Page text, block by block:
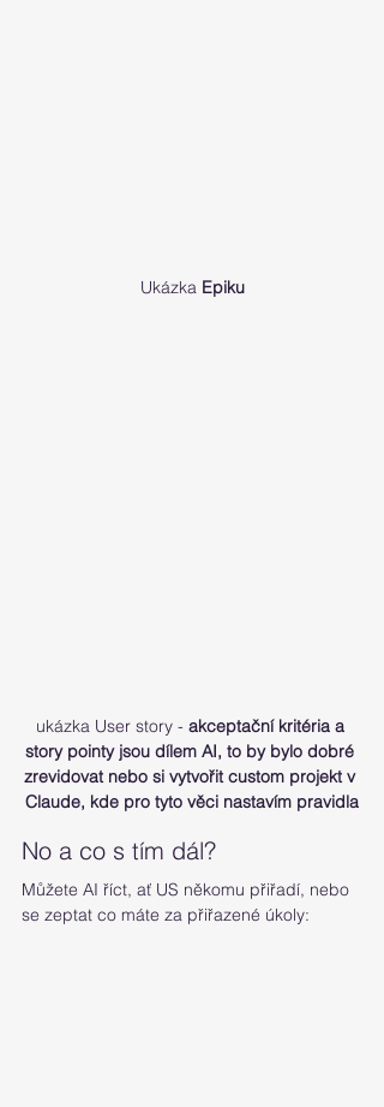
Ukázka Epiku
ukázka User story - akceptační kritéria a
story pointy jsou dílem AI, to by bylo dobré
zrevidovat nebo si vytvořit custom projekt v
Claude, kde pro tyto věci nastavím pravidla
No a co s tím dál?
Můžete AI říct, ať US někomu přiřadí, nebo
se zeptat co máte za přiřazené úkoly: